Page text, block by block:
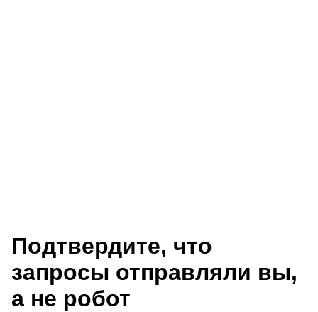
Подтвердите, что
запросы отправляли вы,
а не робот